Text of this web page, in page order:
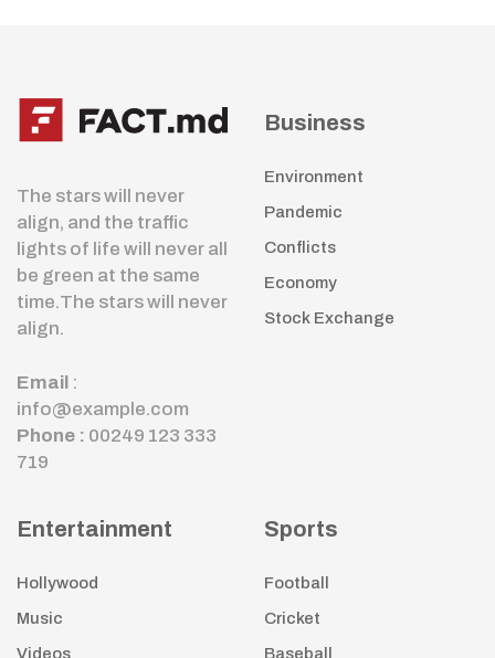
The stars will never
align, and the traffic
lights of life will never all
be green at the same
time.The stars will never
align.
Email :
info@example.com
Phone : 00249 123 333
719
Business
Environment
Pandemic
Conflicts
Economy
Stock Exchange
Entertainment
Hollywood
Music
Videos
Sports
Football
Cricket
Baseball